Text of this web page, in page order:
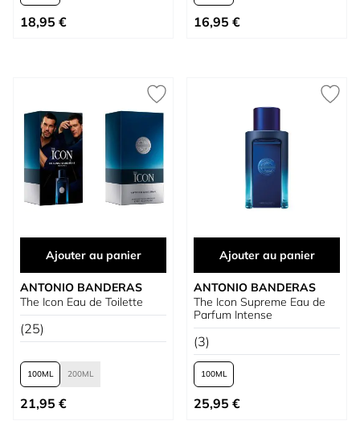
À partir de
18,95 € À partir de
16,95 €
Ajouter au panier
ANTONIO BANDERAS
The Icon Eau de Toilette
(25)
100 200
À partir de
21,95 €
Ajouter au panier
ANTONIO BANDERAS
The Icon Supreme Eau de
Parfum Intense
(3)
100
À partir de
25,95 €